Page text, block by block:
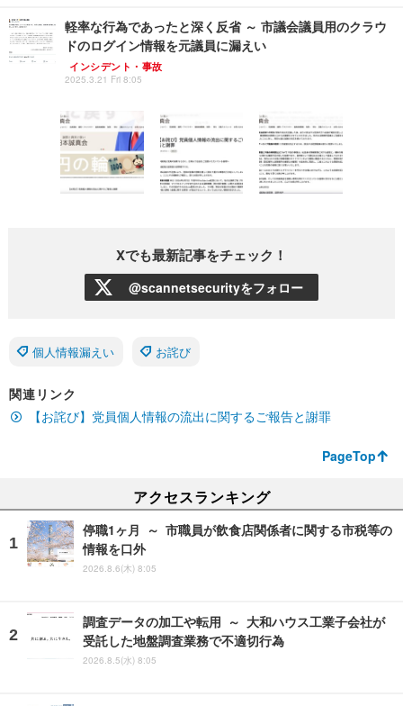
軽率な行為であったと深く反省 ～ 市議会議員用のクラウ
ドのログイン情報を元議員に漏えい
インシデント・事故
2025.3.21 Fri 8:05
Xでも最新記事をチェック！
@scannetsecurityをフォロー
個人情報漏えい お詫び
関連リンク
【お詫び】党員個人情報の流出に関するご報告と謝罪
PageTop
アクセスランキング
停職1ヶ月 ～ 市職員が飲食店関係者に関する市税等の
情報を口外
2026.8.6(木) 8:05
調査データの加工や転用 ～ 大和ハウス工業子会社が
受託した地盤調査業務で不適切行為
2026.8.5(水) 8:05